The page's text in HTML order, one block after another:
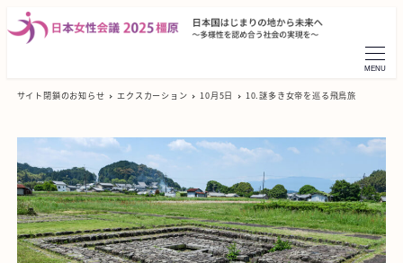
MENU
サイト閉鎖のお知らせ エクスカーション 10月5日 10.謎多き女帝を巡る飛鳥旅